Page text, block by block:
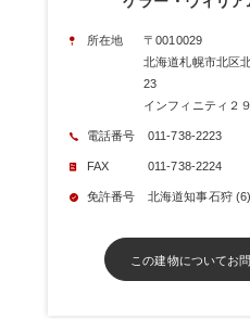
所在地
〒0010029
北海道札幌市北区
23
インフィニティ２
電話番号 011-738-2223
FAX 011-738-2224
免許番号 北海道知事石狩
この建物についてお